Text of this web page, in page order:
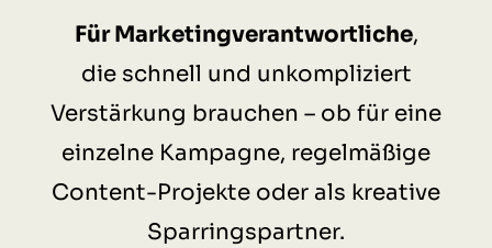
Für Marketingverantwortliche,
die schnell und unkompliziert
Verstärkung brauchen – ob für eine
einzelne Kampagne, regelmäßige
Content-Projekte oder als kreative
Sparringspartner.